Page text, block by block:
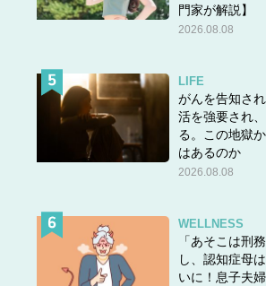
門家が解説】
2026.08.08
LIFE
がんを告知さ
活を強要され
る。この地獄
はあるのか
2026.08.08
WELLNESS
「あそこは刑
し、認知症母
いに！息子夫